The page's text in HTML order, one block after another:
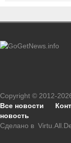
Copyright © 2012-
Все новости
новость
Сделано в